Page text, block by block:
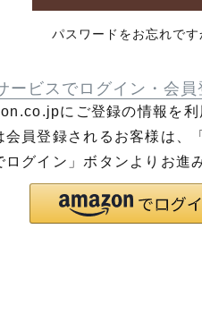
パスワードをお忘れです
ービスでログイン・会員
にご登録の情報を利
会員登録されるお客様は、
ログイン」ボタンよりお進